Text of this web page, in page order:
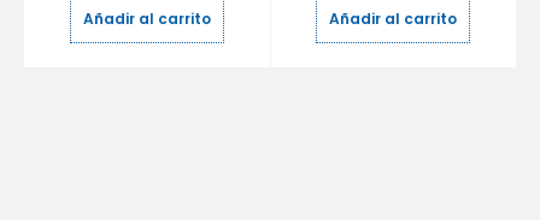
Añadir al carrito Añadir al carrito